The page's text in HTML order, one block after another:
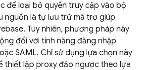
để loại bỏ quyền truy cập vào bộ
nguồn là tự lưu trữ mã trợ giúp
Tuy nhiên, phương pháp này
đối với tính năng đăng nhập
SAML. Chỉ sử dụng lựa chọn này
thiết lập proxy đảo ngược theo lựa